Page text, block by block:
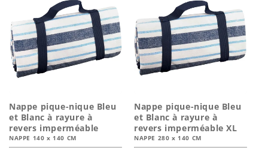
Nappe pique-nique Bleu
et Blanc à rayure à
revers imperméable
NAPPE 140 x 140 CM
Nappe pique-nique Bleu
et Blanc à rayure à
revers imperméable XL
NAPPE 280 x 140 CM